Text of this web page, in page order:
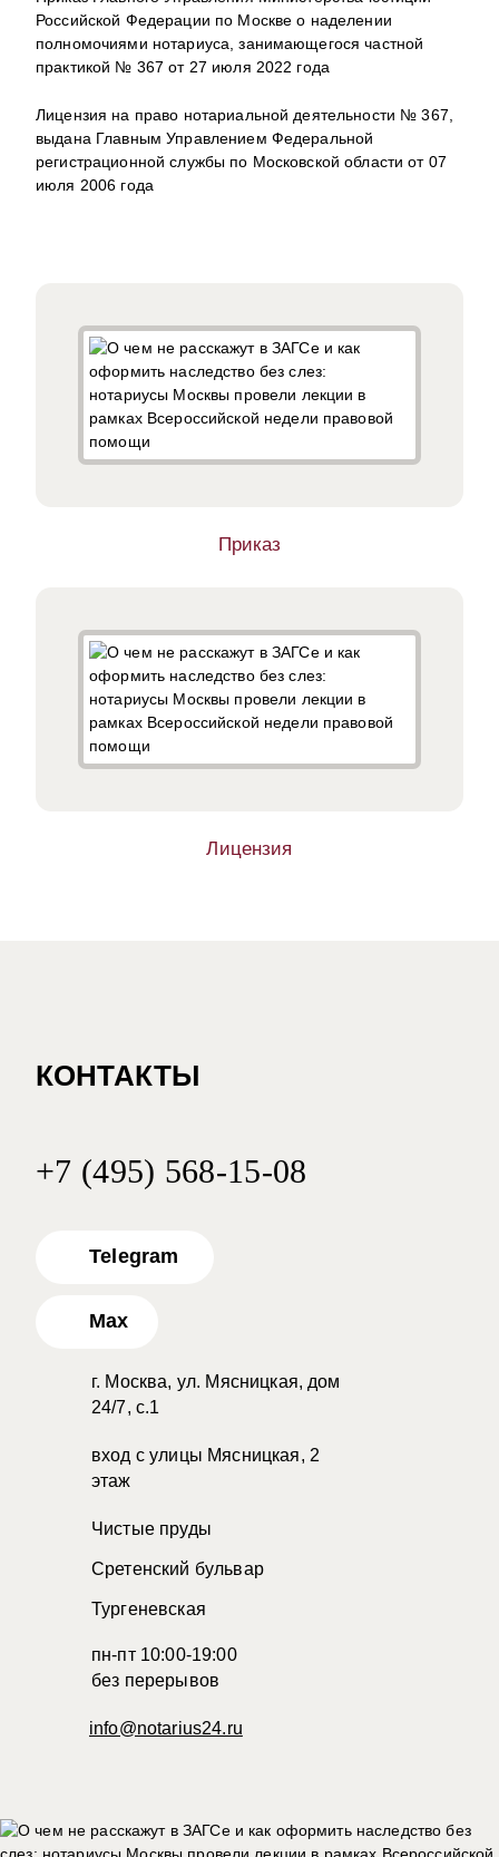
Российской Федерации по Москве о наделении
полномочиями нотариуса, занимающегося частной
практикой № 367 от 27 июля 2022 года
Лицензия на право нотариальной деятельности № 367,
выдана Главным Управлением Федеральной
регистрационной службы по Московской области от 07
июля 2006 года
Приказ
Лицензия
КОНТАКТЫ
+7 (495) 568-15-08
Telegram
Max
г. Москва, ул. Мясницкая, дом
24/7, с.1
вход с улицы Мясницкая, 2
этаж
Чистые пруды
Сретенский бульвар
Тургеневская
пн-пт 10:00-19:00
без перерывов
info@notarius24.ru